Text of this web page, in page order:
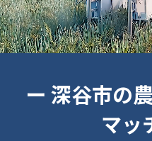
ー 深谷市の
マッ